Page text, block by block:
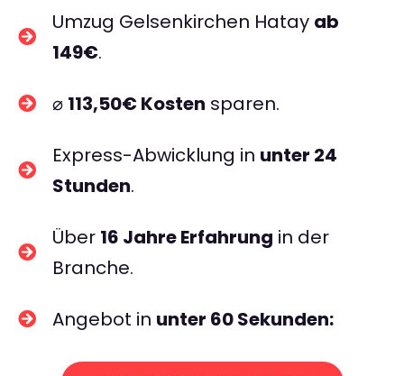
Umzug Gelsenkirchen Hatay ab
149€.
⌀ 113,50€ Kosten sparen.
Express-Abwicklung in unter 24
Stunden.
Über 16 Jahre Erfahrung in der
Branche.
Angebot in unter 60 Sekunden: